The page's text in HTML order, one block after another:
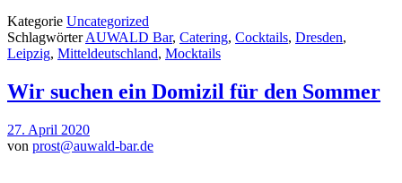
Kategorie Uncategorized
SchlagwörterAUWALD Bar, Catering, Cocktails, Dresden,
Leipzig, Mitteldeutschland, Mocktails
Wir suchen ein Domizil für den Sommer
27. April 2020
von prost@auwald-bar.de